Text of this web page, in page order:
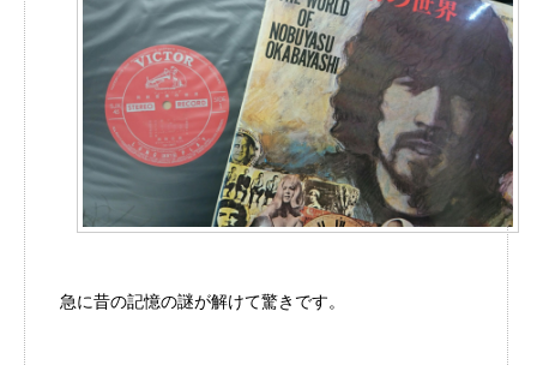
急に昔の記憶の謎が解けて驚きです。